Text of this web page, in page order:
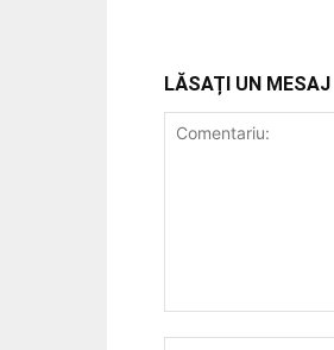
LĂSAȚI UN MESAJ